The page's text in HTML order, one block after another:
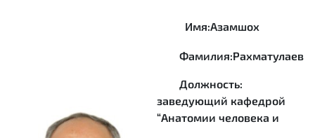
Имя:Азамшох
Фамилия:Рахматулаев
Должность:
заведующий кафедрой
“Анатомии человека и